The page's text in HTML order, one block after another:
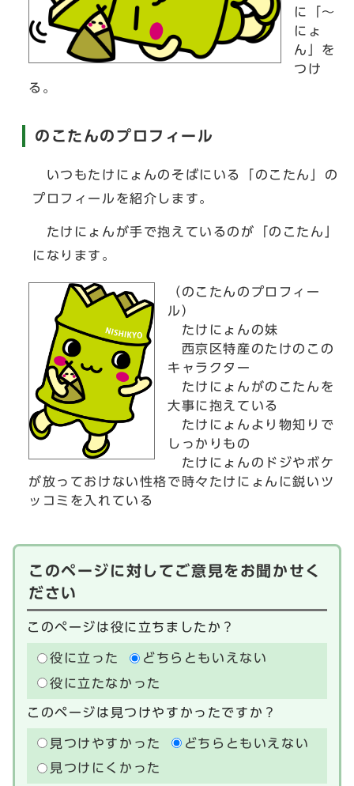
に「～
にょ
ん」を
つけ
る。
のこたんのプロフィール
いつもたけにょんのそばにいる「のこたん」の
プロフィールを紹介します。
たけにょんが手で抱えているのが「のこたん」
になります。
（のこたんのプロフィー
ル）
たけにょんの妹
西京区特産のたけのこの
キャラクター
たけにょんがのこたんを
大事に抱えている
たけにょんより物知りで
しっかりもの
たけにょんのドジやボケ
が放っておけない性格で時々たけにょんに鋭いツ
ッコミを入れている
このページに対してご意見をお聞かせく
ださい
このページは役に立ちましたか？
役に立った
どちらともいえない
役に立たなかった
このページは見つけやすかったですか？
見つけやすかった
どちらともいえない
見つけにくかった